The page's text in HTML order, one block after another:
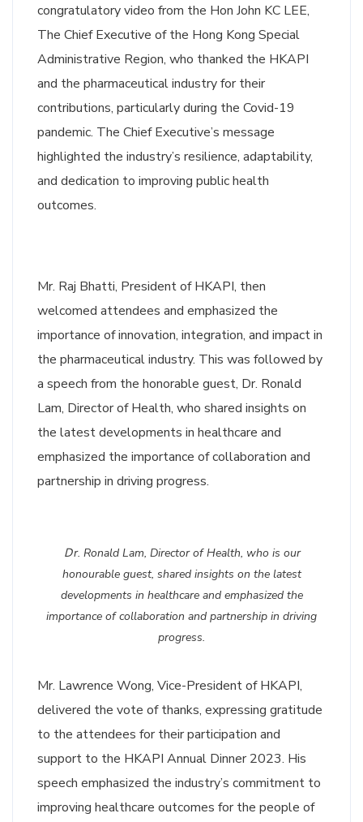
congratulatory video from the Hon John KC LEE,
The Chief Executive of the Hong Kong Special
Administrative Region, who thanked the HKAPI
and the pharmaceutical industry for their
contributions, particularly during the Covid-19
pandemic. The Chief Executive’s message
highlighted the industry’s resilience, adaptability,
and dedication to improving public health
outcomes.
Mr. Raj Bhatti, President of HKAPI, then
welcomed attendees and emphasized the
importance of innovation, integration, and impact in
the pharmaceutical industry. This was followed by
a speech from the honorable guest, Dr. Ronald
Lam, Director of Health, who shared insights on
the latest developments in healthcare and
emphasized the importance of collaboration and
partnership in driving progress.
Ｄr. Ronald Lam, Director of Health, who is our
honourable guest, shared insights on the latest
developments in healthcare and emphasized the
importance of collaboration and partnership in driving
progress.
Mr. Lawrence Wong, Vice-President of HKAPI,
delivered the vote of thanks, expressing gratitude
to the attendees for their participation and
support to the HKAPI Annual Dinner 2023. His
speech emphasized the industry’s commitment to
improving healthcare outcomes for the people of